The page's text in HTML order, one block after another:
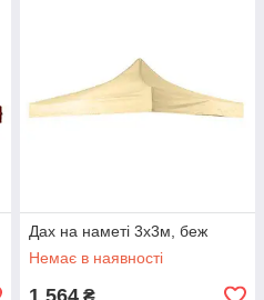
Дах на наметі 3x3м, беж
Немає в наявності
1 564 ₴